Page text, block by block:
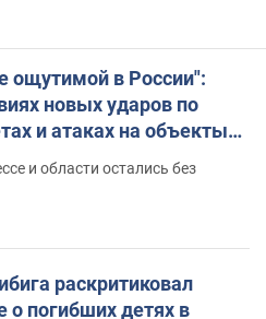
ощутимой в России":
новых ударов по
и атаках на объекты
и области остались без
раскритиковал
погибших детях в